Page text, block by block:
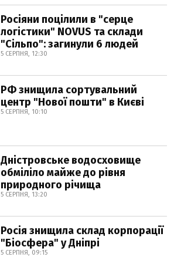
Росіяни поцілили в "серце
логістики" NOVUS та склади
"Сільпо": загинули 6 людей
5 СЕРПНЯ, 12:30
РФ знищила сортувальний
центр "Нової пошти" в Києві
5 СЕРПНЯ, 10:10
Дністровське водосховище
обміліло майже до рівня
природного річища
5 СЕРПНЯ, 13:20
Росія знищила склад корпорації
"Біосфера" у Дніпрі
5 СЕРПНЯ, 09:15